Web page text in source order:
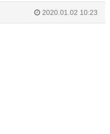
2020.01.02 10:23